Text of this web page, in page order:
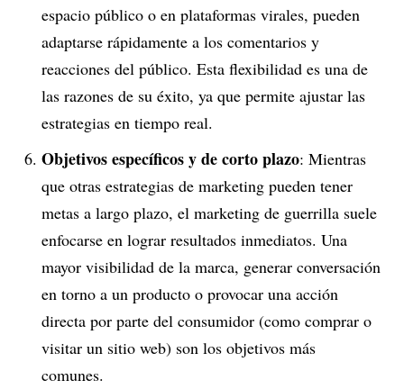
espacio público o en plataformas virales, pueden
adaptarse rápidamente a los comentarios y
reacciones del público. Esta flexibilidad es una de
las razones de su éxito, ya que permite ajustar las
estrategias en tiempo real.
Objetivos específicos y de corto plazo: Mientras
que otras estrategias de marketing pueden tener
metas a largo plazo, el marketing de guerrilla suele
enfocarse en lograr resultados inmediatos. Una
mayor visibilidad de la marca, generar conversación
en torno a un producto o provocar una acción
directa por parte del consumidor (como comprar o
visitar un sitio web) son los objetivos más
comunes.